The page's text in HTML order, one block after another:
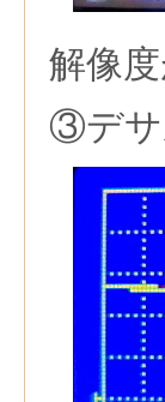
解像
③デサ